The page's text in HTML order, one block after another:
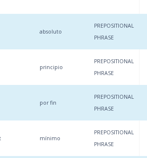
absoluto
PREPOSITIONAL
PHRASE
principio
PREPOSITIONAL
PHRASE
por fin
PREPOSITIONAL
PHRASE
mínimo
PREPOSITIONAL
PHRASE